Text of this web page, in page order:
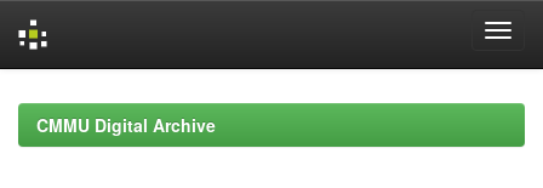
navigationCMMU Digital Archive